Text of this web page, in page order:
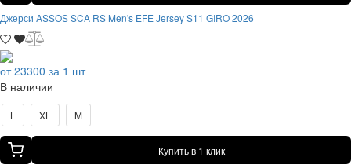
Джерси ASSOS SCA RS Men's EFE Jersey S11 GIRO 2026
от 23300 за 1 шт
В наличии
L XL M
Купить в 1 клик